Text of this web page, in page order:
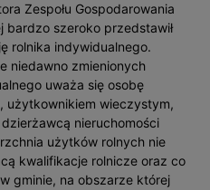
Zespołu Gospodarowania
bardzo szeroko przedstawił
rolnika indywidualnego.
niedawno zmienionych
uważa się osobę
użytkownikiem wieczystym,
nieruchomości
użytków rolnych nie
kwalifikacje rolnicze oraz co
gminie, na obszarze której